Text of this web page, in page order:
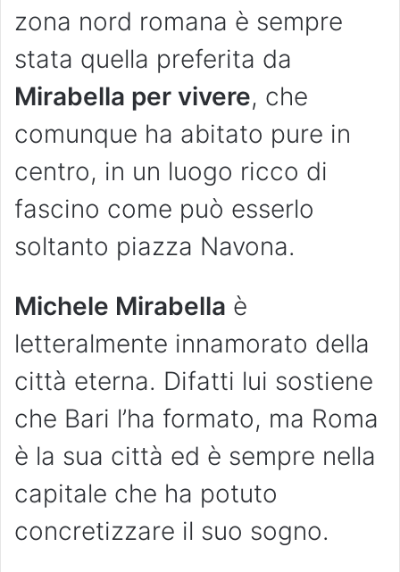
zona nord romana è sempre
stata quella preferita da
Mirabella per vivere, che
comunque ha abitato pure in
centro, in un luogo ricco di
fascino come può esserlo
soltanto piazza Navona.
Michele Mirabella è
letteralmente innamorato della
città eterna. Difatti lui sostiene
che Bari l’ha formato, ma Roma
è la sua città ed è sempre nella
capitale che ha potuto
concretizzare il suo sogno.